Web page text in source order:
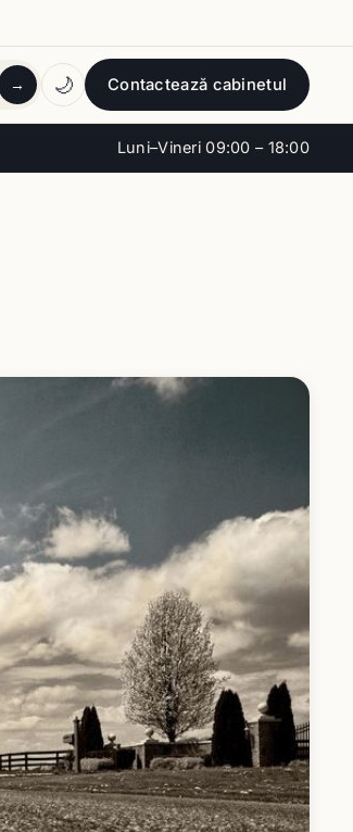
Luni–Vineri 09:00 – 18:00
→ 🌙 Contactează cabinetul